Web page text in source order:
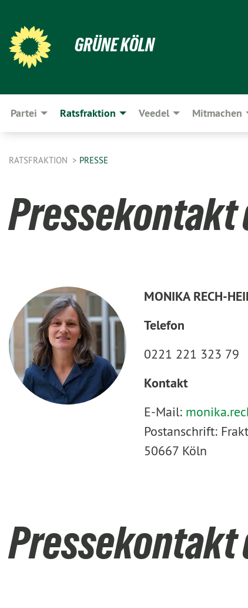
GRÜNE KÖLN
Partei Ratsfraktion Veedel Mitmachen
RATSFRAKTION PRESSE
MONIKA RECH-
Telefon
0221 221 323 79
Kontakt
E-Mail:
Postanschrift:
50667 Köln
Pressekontakt